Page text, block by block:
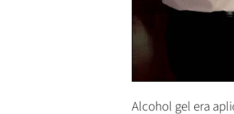
Alcohol gel era